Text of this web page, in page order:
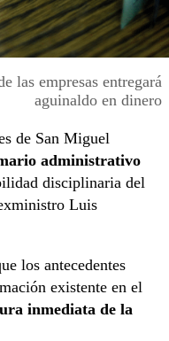
las empresas entregará
aguinaldo en dinero
de San Miguel
administrativo
disciplinaria del
Luis
los antecedentes
existente en el
inmediata de la